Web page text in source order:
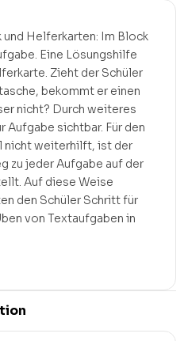
Helferkarten: Im Block
Eine Lösungshilfe
Zieht der Schüler
bekommt er einen
nicht? Durch weiteres
Aufgabe sichtbar. Für den
nicht weiterhilft, ist der
zu jeder Aufgabe auf der
Auf diese Weise
den Schüler Schritt für
von Textaufgaben in